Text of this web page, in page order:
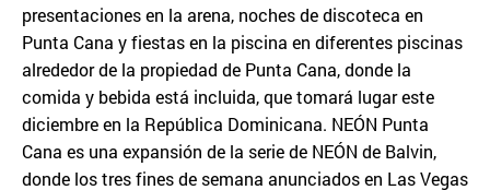
presentaciones en la arena, noches de discoteca en
Punta Cana y fiestas en la piscina en diferentes piscinas
alrededor de la propiedad de Punta Cana, donde la
comida y bebida está incluida, que tomará lugar este
diciembre en la República Dominicana. NEÓN Punta
Cana es una expansión de la serie de NEÓN de Balvin,
donde los tres fines de semana anunciados en Las Vegas